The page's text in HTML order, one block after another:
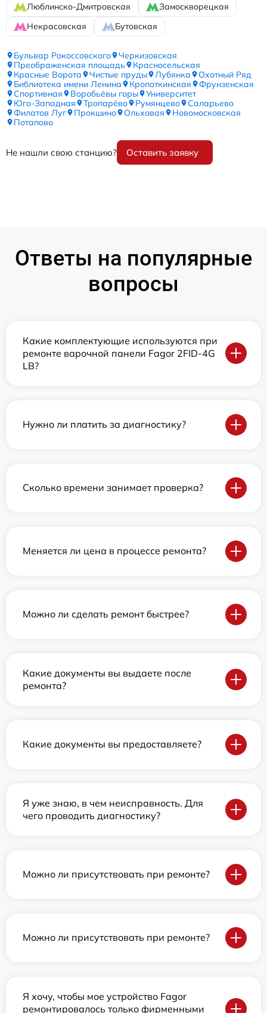
Люблинско-Дмитровская
Замоскворецкая
Некрасовская
Бутовская
Бульвар Рокоссовского
Черкизовская
Преображенская площадь
Красносельская
Красные Ворота
Чистые пруды Лубянка
Охотный Ряд
Библиотека имени Ленина
Кропоткинская
Фрунзенская
Спортивная
Воробьёвы горы
Университет
Юго-Западная
Тропарёво Румянцево
Саларьево
Филатов Луг
Прокшино Ольховая
Новомосковская
Потапово
Не нашли свою станцию? Оставить заявку
Ответы на популярные
вопросы
Какие комплектующие используются при
ремонте варочной панели Fagor 2FID-4G
LB?
Нужно ли платить за диагностику?
Сколько времени занимает проверка?
Меняется ли цена в процессе ремонта?
Можно ли сделать ремонт быстрее?
Какие документы вы выдаете после
ремонта?
Какие документы вы предоставляете?
Я уже знаю, в чем неисправность. Для
чего проводить диагностику?
Можно ли присутствовать при ремонте?
Можно ли присутствовать при ремонте?
Я хочу, чтобы мое устройство Fagor
ремонтировалось только фирменными